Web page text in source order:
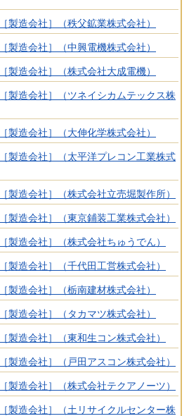
製造会社］（秩父鉱業株式会社）
製造会社］（中興電機株式会社）
製造会社］（株式会社大成電機）
製造会社］（ツネイシカムテックス株
製造会社］（大伸化学株式会社）
製造会社］（太平洋プレコン工業株式
製造会社］（株式会社立売堀製作所）
製造会社］（東京鋪装工業株式会社）
製造会社］（株式会社ちゅうでん）
製造会社］（千代田工営株式会社）
製造会社］（栃南建材株式会社）
製造会社］（タカマツ株式会社）
製造会社］（東和生コン株式会社）
製造会社］（戸田アスコン株式会社）
製造会社］（株式会社テクアノーツ）
製造会社］（土リサイクルセンター株